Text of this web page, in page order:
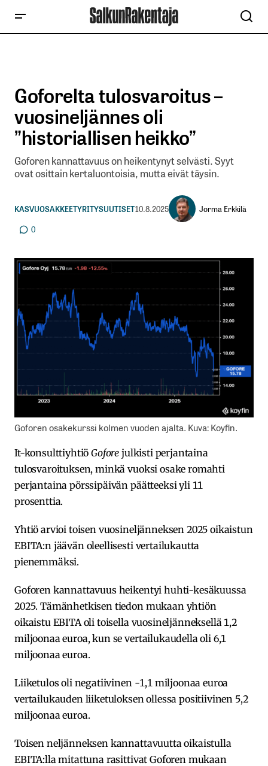
Goforelta tulosvaroitus –
vuosineljännes oli
”historiallisen heikko”
Goforen kannattavuus on heikentynyt selvästi. Syyt
ovat osittain kertaluontoisia, mutta eivät täysin.
KASVUOSAKKEETYRITYSUUTISET10.8.2025
Jorma Erkkilä
0
Goforen osakekurssi kolmen vuoden ajalta. Kuva: Koyfin.
It-konsulttiyhtiöGofore julkisti perjantaina
tulosvaroituksen, minkä vuoksi osake romahti
perjantaina pörssipäivän päätteeksi yli 11
prosenttia.
Yhtiö arvioi toisen vuosineljänneksen 2025 oikaistun
EBITA:n jäävän oleellisesti vertailukautta
pienemmäksi.
Goforen kannattavuus heikentyi huhti-kesäkuussa
2025. Tämänhetkisen tiedon mukaan yhtiön
oikaistu EBITA oli toisella vuosineljänneksellä 1,2
miljoonaa euroa, kun se vertailukaudella oli 6,1
miljoonaa euroa.
Liiketulos oli negatiivinen -1,1 miljoonaa euroa
vertailukauden liiketuloksen ollessa positiivinen 5,2
miljoonaa euroa.
Toisen neljänneksen kannattavuutta oikaistulla
EBITA:lla mitattuna rasittivat Goforen mukaan